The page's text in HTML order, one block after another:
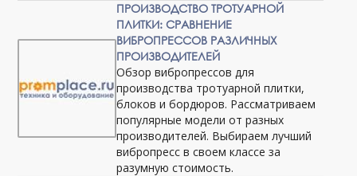
ПРОИЗВОДСТВО ТРОТУАРНОЙ
ПЛИТКИ: СРАВНЕНИЕ
ВИБРОПРЕССОВ РАЗЛИЧНЫХ
ПРОИЗВОДИТЕЛЕЙ
Обзор вибропрессов для
производства тротуарной плитки,
блоков и бордюров. Рассматриваем
популярные модели от разных
производителей. Выбираем лучший
вибропресс в своем классе за
разумную стоимость.